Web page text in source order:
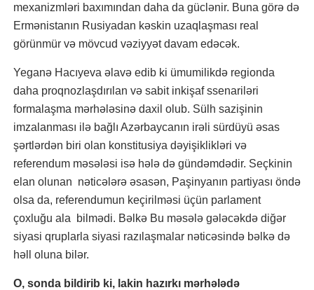
mexanizmləri baxımından daha da güclənir. Buna görə də
Ermənistanın Rusiyadan kəskin uzaqlaşması real
görünmür və mövcud vəziyyət davam edəcək.
Yeganə Hacıyeva əlavə edib ki ümumilikdə regionda
daha proqnozlaşdırılan və sabit inkişaf ssenariləri
formalaşma mərhələsinə daxil olub. Sülh sazişinin
imzalanması ilə bağlı Azərbaycanın irəli sürdüyü əsas
şərtlərdən biri olan konstitusiya dəyişiklikləri və
referendum məsələsi isə hələ də gündəmdədir. Seçkinin
elan olunan nəticələrə əsasən, Paşinyanın partiyası öndə
olsa da, referendumun keçirilməsi üçün parlament
çoxluğu ala bilmədi. Bəlkə Bu məsələ gələcəkdə diğər
siyasi qruplarla siyasi razılaşmalar nəticəsində bəlkə də
həll oluna bilər.
O, sonda bildirib ki, lakin hazırkı mərhələdə